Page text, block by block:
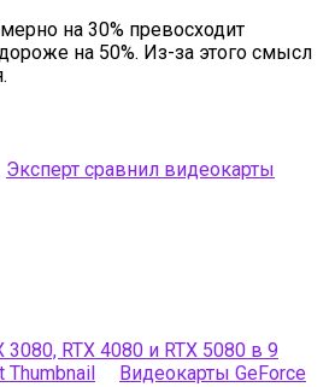
на 30% превосходит
на 50%. Из-за этого смысл
Эксперт сравнил видеокарты
3080, RTX 4080 и RTX 5080 в 9
Видеокарты GeForce